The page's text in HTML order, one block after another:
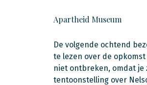
Apartheid Museum
De volgende ochtend
te lezen over de
niet ontbreken, omdat
tentoonstelling over